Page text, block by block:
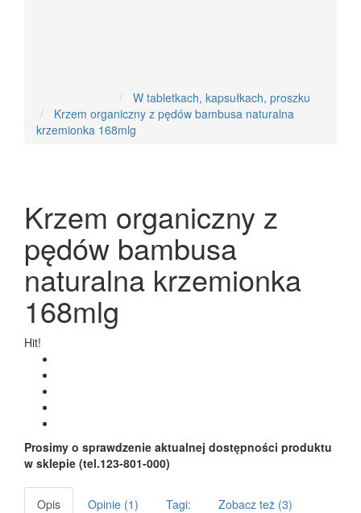
W tabletkach, kapsułkach, proszku
Krzem organiczny z pędów bambusa naturalna
krzemionka 168mlg
Krzem organiczny z
pędów bambusa
naturalna krzemionka
168mlg
Hit!
Prosimy o sprawdzenie aktualnej dostępności produktu
w sklepie (tel.123-801-000)
Opis Opinie (1) Tagi:
Zobacz też (3)